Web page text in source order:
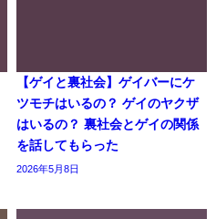
【ゲイと裏社会】ゲイバーにケ
ツモチはいるの？ ゲイのヤクザ
はいるの？ 裏社会とゲイの関係
を話してもらった
2026年5月8日